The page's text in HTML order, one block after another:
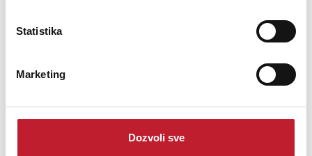
Statistika
Marketing
Dozvoli sve
Light : max. refresh rate (kHz) 1.2
Connections : output 3 pin XLR, 5 pin XLR, usb, PowerCon® or
Brand BRITEQ